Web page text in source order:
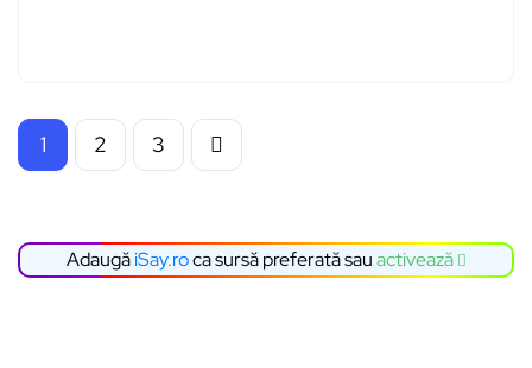
1 2 3
AdaugăiSay.roca sursă preferată sauactivează